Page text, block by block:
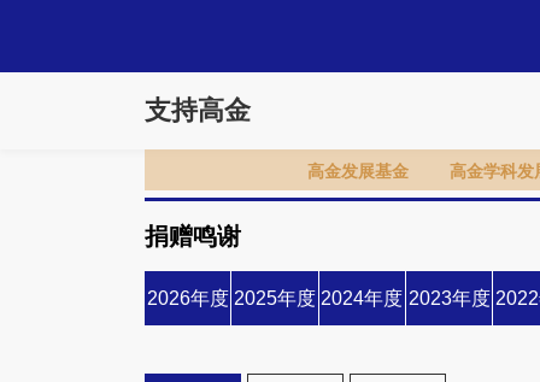
支持高金
高金发展基金 高金学科发
捐赠鸣谢
2026年度 2025年度 2024年度 2023年度